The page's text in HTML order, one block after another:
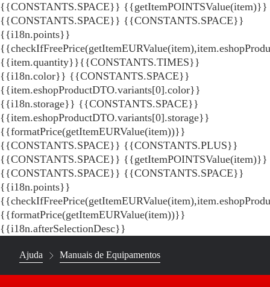
{{CONSTANTS.SPACE}} {{getItemPOINTSValue(item)}}
{{CONSTANTS.SPACE}} {{CONSTANTS.SPACE}}
{{i18n.points}}
{{item.quantity}}{{CONSTANTS.TIMES}}
{{i18n.color}} {{CONSTANTS.SPACE}}
{{item.eshopProductDTO.variants[0].color}}
{{i18n.storage}} {{CONSTANTS.SPACE}}
{{item.eshopProductDTO.variants[0].storage}}
{{formatPrice(getItemEURValue(item))}}
{{CONSTANTS.SPACE}} {{CONSTANTS.PLUS}}
{{CONSTANTS.SPACE}} {{getItemPOINTSValue(item)}}
{{CONSTANTS.SPACE}} {{CONSTANTS.SPACE}}
{{i18n.points}}
{{formatPrice(getItemEURValue(item))}}
{{i18n.afterSelectionDesc}}
Ajuda Manuais de Equipamentos